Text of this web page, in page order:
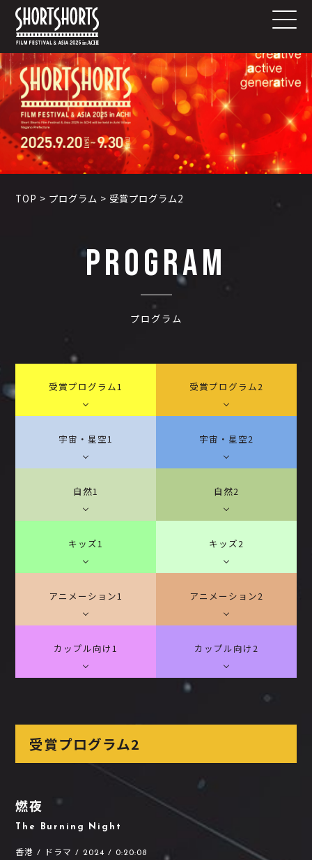
TOP > プログラム > 受賞プログラム2
PROGRAM
プログラム
受賞プログラム1 受賞プログラム2
宇宙・星空1 宇宙・星空2
自然1 自然2
キッズ1 キッズ2
アニメーション1 アニメーション2
カップル向け1 カップル向け2
受賞プログラム2
燃夜
The Burning Night
香港 / ドラマ / 2024 / 0:20:08